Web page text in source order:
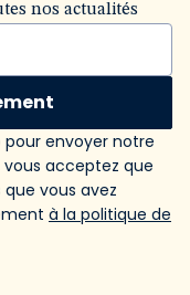
nos actualités
pour envoyer notre
acceptez que
vous avez
à la politique de